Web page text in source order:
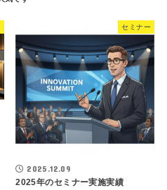
セミナー
2025.12.09
2025年のセミナー実施実績